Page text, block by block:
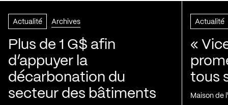
Actualité Archives
Plus de 1 G$ afin
d’appuyer la
décarbonation du
secteur des bâtiments
Actualité
«
tous
Maison de